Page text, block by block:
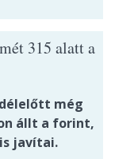
315 alatt a
még
állt a forint,
javítai.